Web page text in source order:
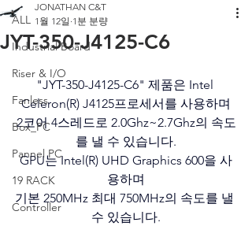
ALL
Industrial Board
Riser & I/O
Fanless
Box_PC
Pannel PC
19 RACK
Controller
JYT-350-J4125-C6
JONATHAN C&T
1월 12일 1분 분량
"JYT-350-J4125-C6" 제품은 Intel
Celeron(R) J4125프로세서를 사용하며
2코어 4스레드로 2.0Ghz~2.7Ghz의 속도
를 낼 수 있습니다.
GPU는 Intel(R) UHD Graphics 600을 사
용하며
기본 250MHz 최대 750MHz의 속도를 낼
수 있습니다.